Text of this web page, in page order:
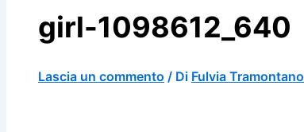
girl-1098612_640
Lascia un commento / Di Fulvia Tramontano